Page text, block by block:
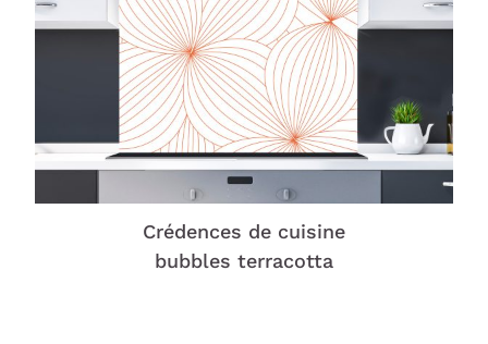
Crédences de cuisine
bubbles terracotta